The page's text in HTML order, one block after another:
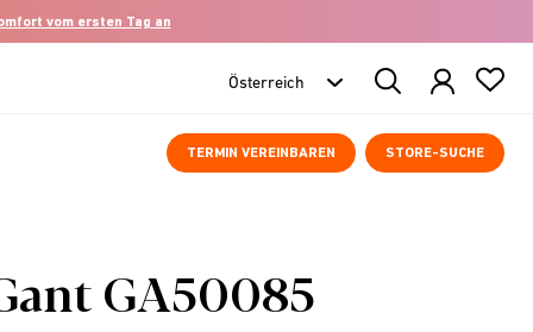
vom ersten Tag an
Search
Products
TERMIN VEREINBAREN STORE-SUCHE
GA50085